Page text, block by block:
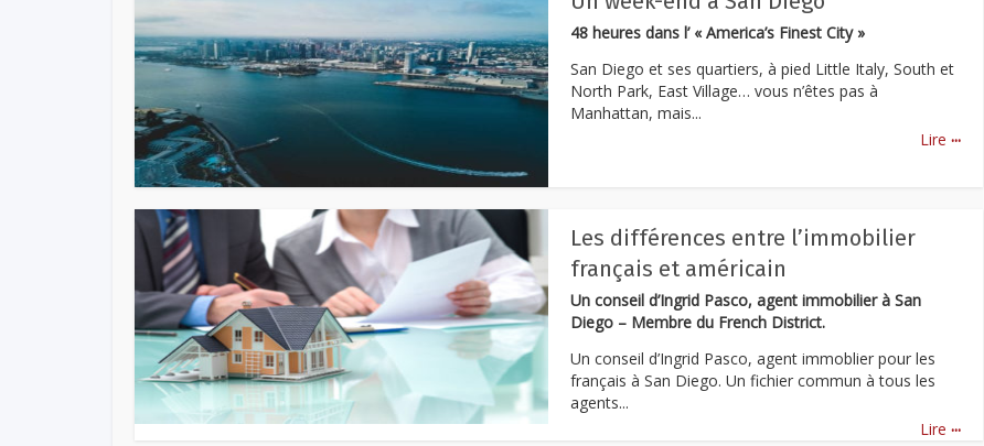
48 heures dans l’ « America’s Finest City »
San Diego et ses quartiers, à pied Little Italy, South et
North Park, East Village… vous n’êtes pas à
Manhattan, mais...
Lire ...
Les différences entre l’immobilier
français et américain
Un conseil d’Ingrid Pasco, agent immobilier à San
Diego – Membre du French District.
Un conseil d’Ingrid Pasco, agent immoblier pour les
français à San Diego. Un fichier commun à tous les
agents...
Lire ...